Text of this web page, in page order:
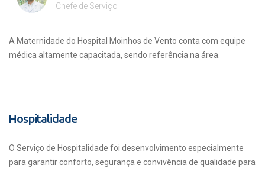
Chefe de Serviço
A Maternidade do Hospital Moinhos de Vento conta com equipe
médica altamente capacitada, sendo referência na área.
Hospitalidade
O Serviço de Hospitalidade foi desenvolvimento especialmente
para garantir conforto, segurança e convivência de qualidade para